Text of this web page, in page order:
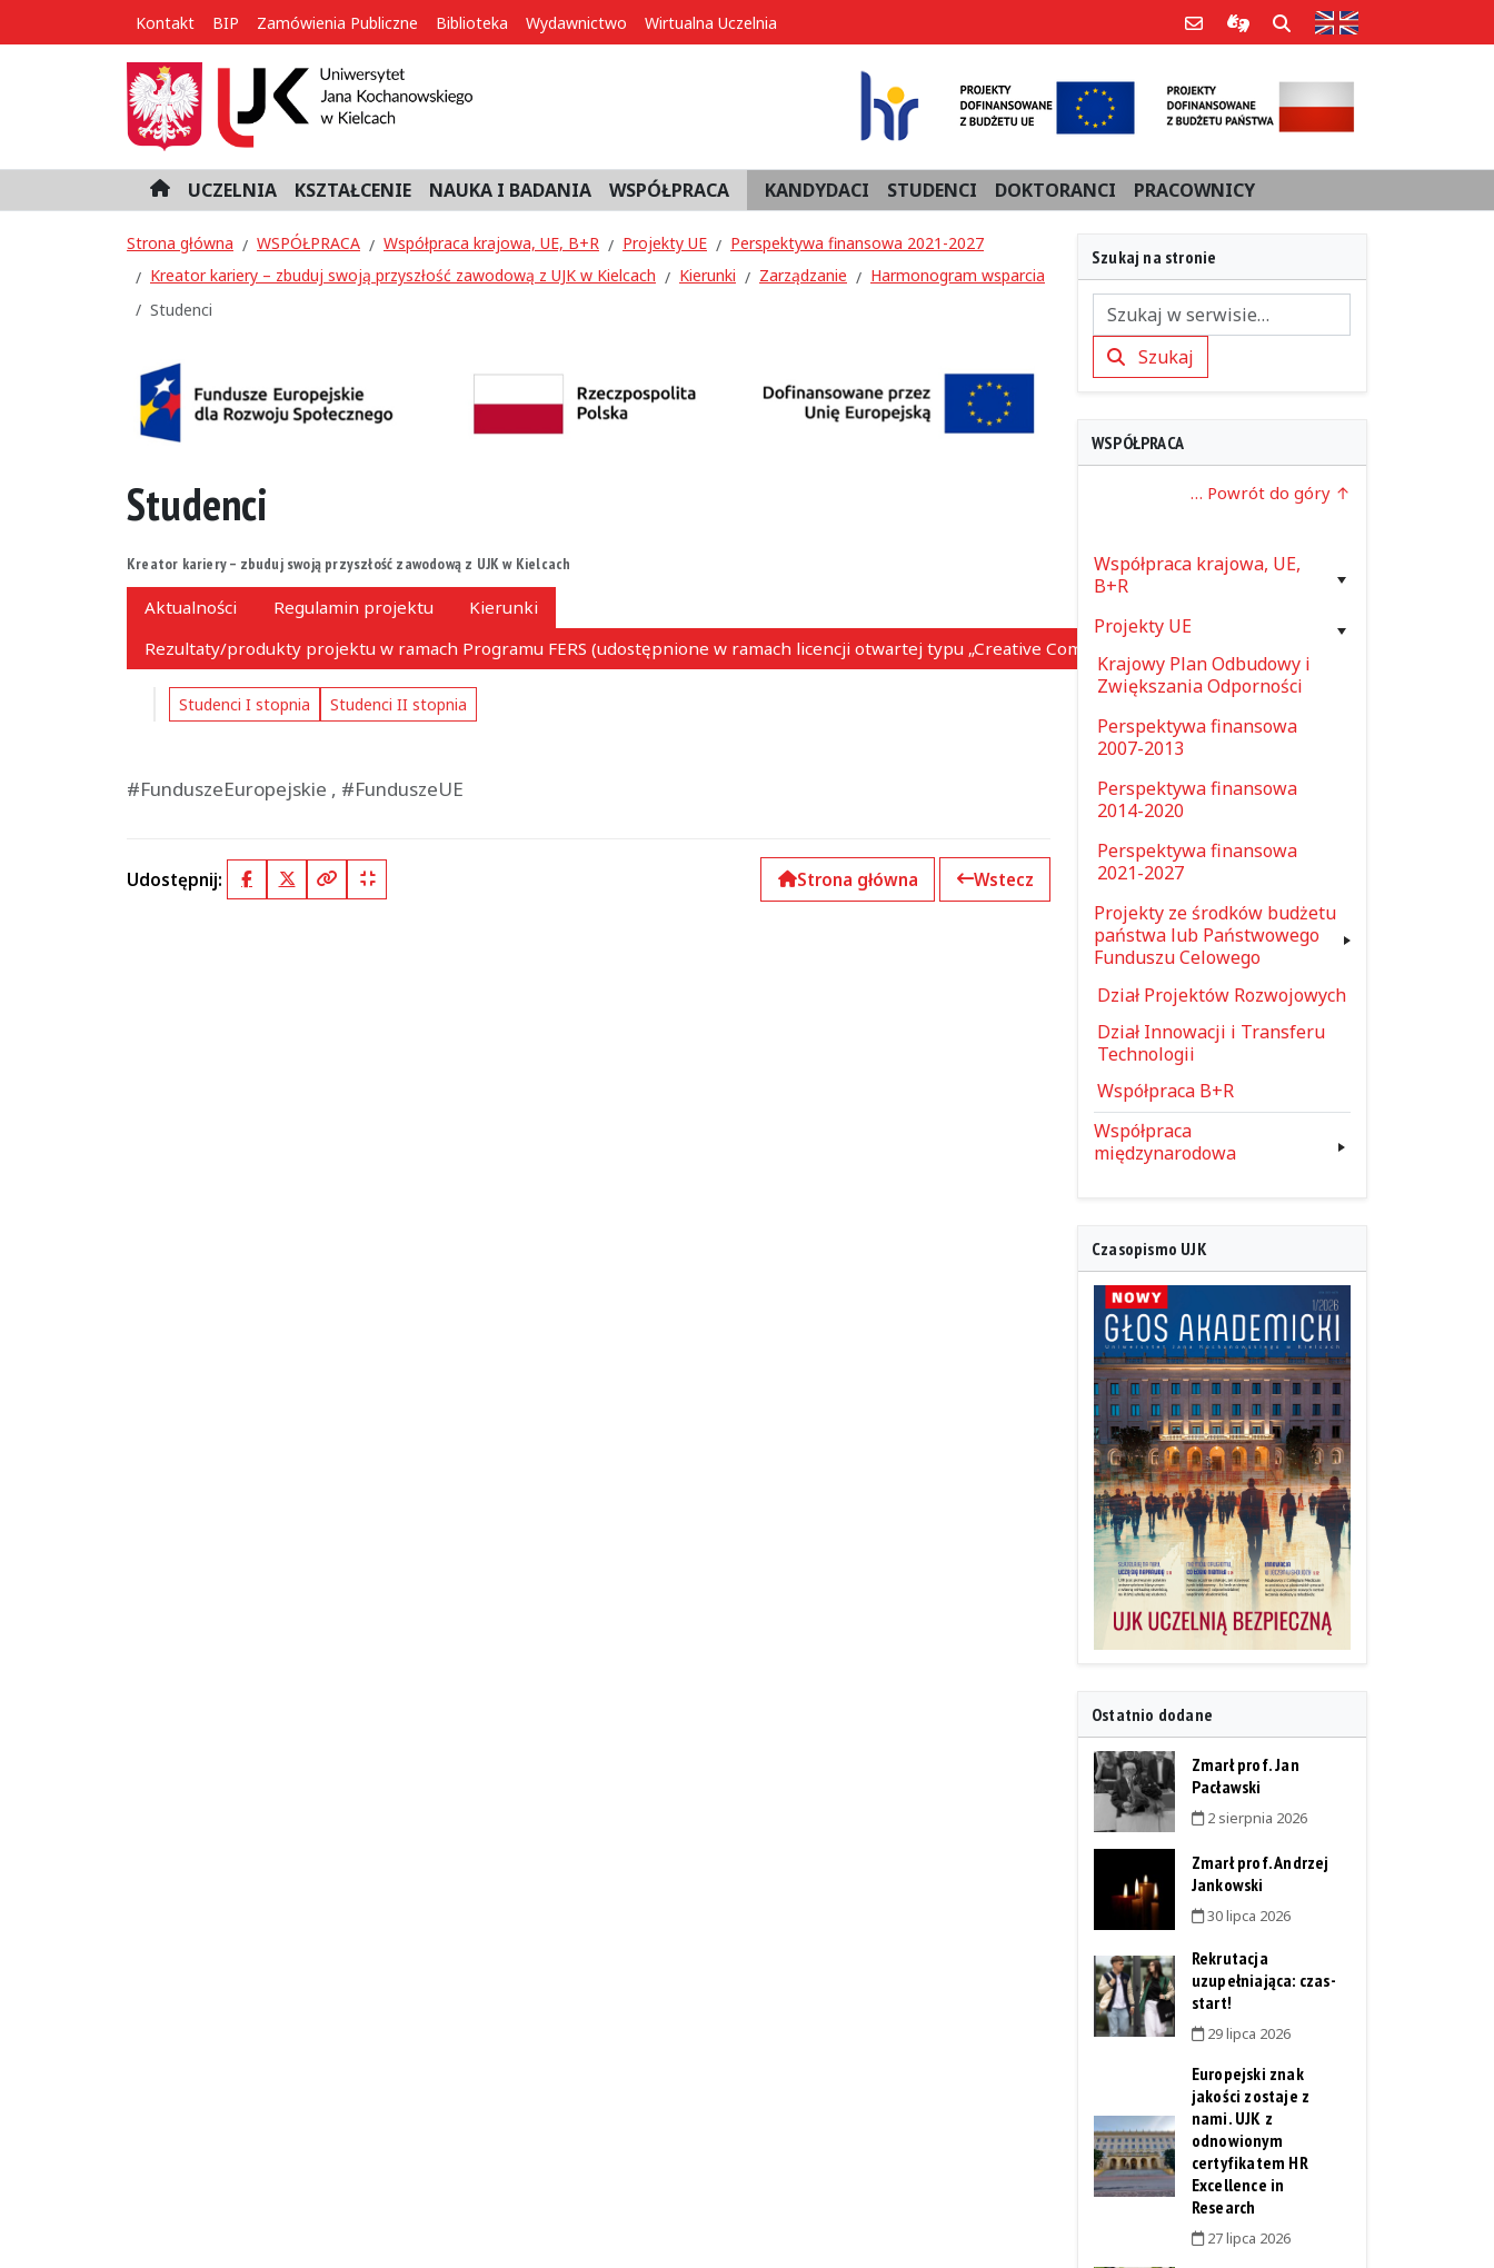
Kontakt BIP Zamówienia Publiczne Biblioteka Wydawnictwo Wirtualna Uczelnia Poczta e-mailInformacje dla użytkowników
Szukaj Strona w języku
H
o
m
e
UCZELNIA KSZTAŁCENIE NAUKA I BADANIA WSPÓŁPRACA KANDYDACI STUDENCI DOKTORANCI PRACOWNICY
Strona główna WSPÓŁPRACA Współpraca krajowa, UE, B+R Projekty UE
Perspektywa finansowa 2021-2027
Kreator kariery – zbuduj swoją przyszłość zawodową z UJK w Kielcach
Kierunki Zarządzanie
Harmonogram wsparcia
Studenci
Studenci
Kreator kariery – zbuduj swoją przyszłość zawodową z UJK w Kielcach
Aktualności Regulamin projektu
Kierunki
Rezultaty/produkty projektu w ramach Programu FERS (udostępnione w ramach licencji otwartej typu „Creative Commons”)
Studenci I stopnia Studenci II stopnia
#FunduszeEuropejskie , #FunduszeUE
Udostępnij: FacebookX (Twitter)
Kopiuj pełny link
Kopiuj krótki link Strona główna Wstecz
Szukaj na stronie
SzukajSzukaj
WSPÓŁPRACA
… Powrót do góry
Współpraca krajowa, UE,
B+R
Projekty UE
Krajowy Plan Odbudowy i
Zwiększania Odporności
Perspektywa finansowa
2007-2013
Perspektywa finansowa
2014-2020
Perspektywa finansowa
2021-2027
Projekty ze środków budżetu
państwa lub Państwowego
Funduszu Celowego
Dział Projektów Rozwojowych
Dział Innowacji i Transferu
Technologii
Współpraca B+R
Współpraca
międzynarodowa
Czasopismo UJK
Ostatnio dodane
Zmarł prof. Jan
Pacławski
2 sierpnia 2026
Zmarł prof. Andrzej
Jankowski
30 lipca 2026
Rekrutacja
uzupełniająca: czas-
start!
29 lipca 2026
Europejski znak
jakości zostaje z
nami. UJK z
odnowionym
certyfikatem HR
Excellence in
Research
27 lipca 2026